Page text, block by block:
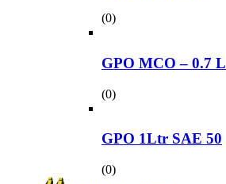
(0)
GPO MCO – 0.7 L
(0)
GPO 1Ltr SAE 50
(0)